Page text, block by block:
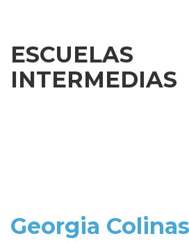
ESCUELAS
INTERMEDIAS
Georgia